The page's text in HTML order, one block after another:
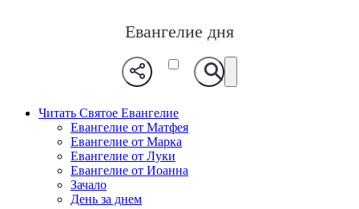
Евангелие дня
Читать Святое Евангелие
Евангелие от Матфея
Евангелие от Марка
Евангелие от Луки
Евангелие от Иоанна
Зачало
День за днем